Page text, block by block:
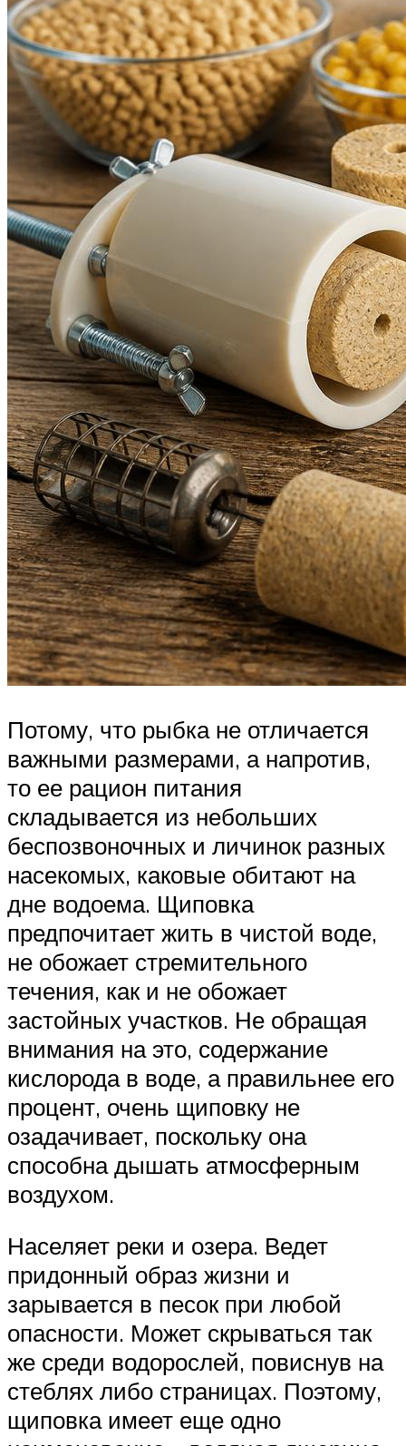
Потому, что рыбка не отличается
важными размерами, а напротив,
то ее рацион питания
складывается из небольших
беспозвоночных и личинок разных
насекомых, каковые обитают на
дне водоема. Щиповка
предпочитает жить в чистой воде,
не обожает стремительного
течения, как и не обожает
застойных участков. Не обращая
внимания на это, содержание
кислорода в воде, а правильнее его
процент, очень щиповку не
озадачивает, поскольку она
способна дышать атмосферным
воздухом.
Населяет реки и озера. Ведет
придонный образ жизни и
зарывается в песок при любой
опасности. Может скрываться так
же среди водорослей, повиснув на
стеблях либо страницах. Поэтому,
щиповка имеет еще одно